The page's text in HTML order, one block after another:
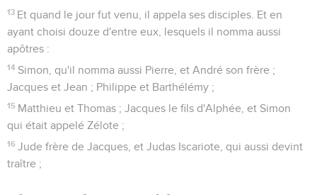
13 Et quand le jour fut venu, il appela ses disciples. Et en
ayant choisi douze d'entre eux, lesquels il nomma aussi
apôtres :
14 Simon, qu'il nomma aussi Pierre, et André son frère ;
Jacques et Jean ; Philippe et Barthélémy ;
15 Matthieu et Thomas ; Jacques le fils d'Alphée, et Simon
qui était appelé Zélote ;
16 Jude frère de Jacques, et Judas Iscariote, qui aussi devint
traître ;